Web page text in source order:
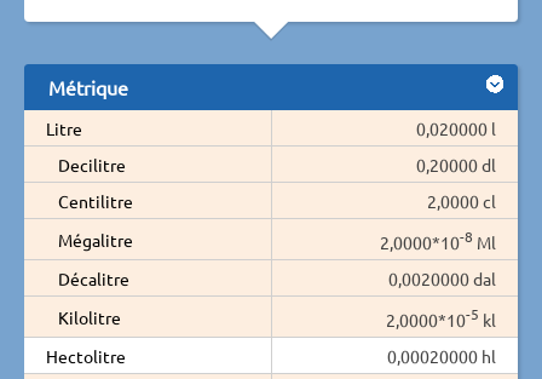
Métrique
Litre
0,020000 l
Decilitre
0,20000 dl
Centilitre
2,0000 cl
Mégalitre
2,0000*10-8 Ml
Décalitre
0,0020000 dal
Kilolitre
2,0000*10-5 kl
Hectolitre
0,00020000 hl